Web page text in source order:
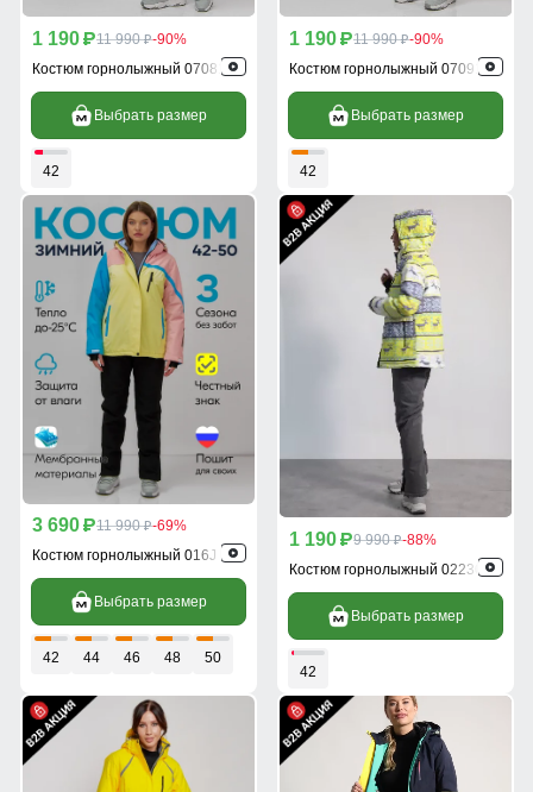
1 190 p11 990 p-90%
Костюм горнолыжный 07081J
Выбрать размер
42
1 190 p11 990 p-90%
Костюм горнолыжный 07091J
Выбрать размер
42
3 690 p11 990 p-69%
Костюм горнолыжный 016J
Выбрать размер
42 44 46 48 50
1 190 p9 990 p-88%
Костюм горнолыжный 022302J
Выбрать размер
42